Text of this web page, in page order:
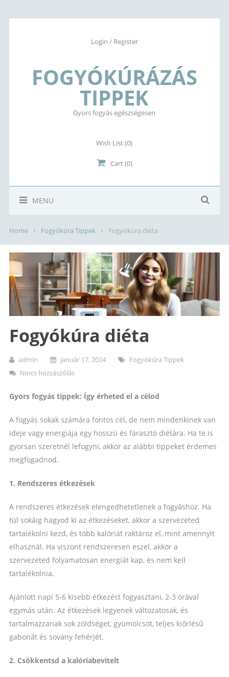
Login / Register
FOGYÓKÚRÁZÁS
TIPPEK
Gyors fogyás egészségesen
Wish List(0)
Cart (0)
MENU
Home Fogyókúra Tippek Fogyókúra diéta
Fogyókúra diéta
admin január 17, 2024
Fogyókúra Tippek
Nincs hozzászólás
Gyors fogyás tippek: Így érheted el a célod
A fogyás sokak számára fontos cél, de nem mindenkinek van
ideje vagy energiája egy hosszú és fárasztó diétára. Ha te is
gyorsan szeretnél lefogyni, akkor az alábbi tippeket érdemes
megfogadnod.
1. Rendszeres étkezések
A rendszeres étkezések elengedhetetlenek a fogyáshoz. Ha
túl sokáig hagyod ki az étkezéseket, akkor a szervezeted
tartalékolni kezd, és több kalóriát raktároz el, mint amennyit
elhasznál. Ha viszont rendszeresen eszel, akkor a
szervezeted folyamatosan energiát kap, és nem kell
tartalékolnia.
Ajánlott napi 5-6 kisebb étkezést fogyasztani, 2-3 órával
egymás után. Az étkezések legyenek változatosak, és
tartalmazzanak sok zöldséget, gyümölcsöt, teljes kiőrlésű
gabonát és sovány fehérjét.
2. Csökkentsd a kalóriabevitelt